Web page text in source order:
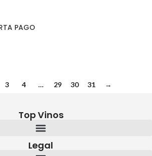
PAGO
3 4 … 29 30 31 →
Top Vinos
Legal